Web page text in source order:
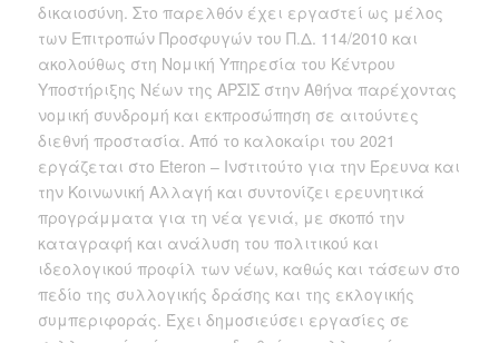
δικαιοσύνη. Στο παρελθόν έχει εργαστεί ως μέλος
των Επιτροπών Προσφυγών του Π.Δ. 114/2010 και
ακολούθως στη Νομική Υπηρεσία του Κέντρου
Υποστήριξης Νέων της ΑΡΣΙΣ στην Αθήνα παρέχοντας
νομική συνδρομή και εκπροσώπηση σε αιτούντες
διεθνή προστασία. Από το καλοκαίρι του 2021
εργάζεται στο Eteron – Ινστιτούτο για την Έρευνα και
την Κοινωνική Αλλαγή και συντονίζει ερευνητικά
προγράμματα για τη νέα γενιά, με σκοπό την
καταγραφή και ανάλυση του πολιτικού και
ιδεολογικού προφίλ των νέων, καθώς και τάσεων στο
πεδίο της συλλογικής δράσης και της εκλογικής
συμπεριφοράς. Έχει δημοσιεύσει εργασίες σε